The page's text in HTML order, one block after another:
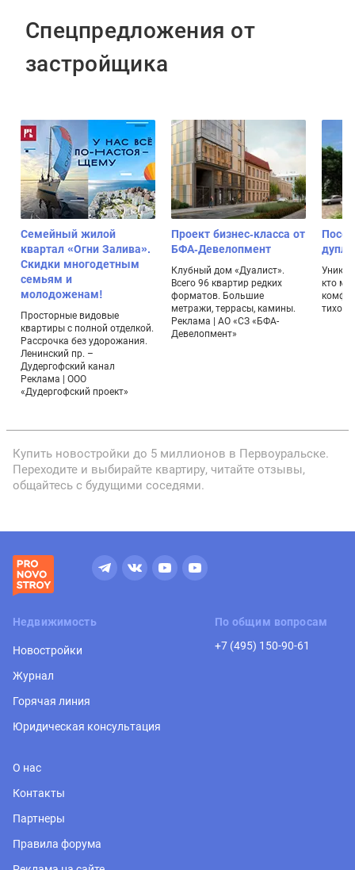
Спецпредложения от
застройщика
Семейный жилой
квартал «Огни Залива».
Скидки многодетным
семьям и
молодоженам!
Просторные видовые
квартиры с полной отделкой.
Рассрочка без удорожания.
Ленинский пр. –
Дудергофский канал
Реклама | ООО
«Дудергофский проект»
Проект бизнес-класса от
БФА-Девелопмент
Клубный дом «Дуалист».
Всего 96 квартир редких
форматов. Большие
метражи, террасы, камины.
Реклама | АО «СЗ «БФА-
Девелопмент»
кто
тихом
Купить новостройки до 5 миллионов в Первоуральске.
Переходите и выбирайте квартиру, читайте отзывы,
общайтесь с будущими соседями.
Недвижимость
Новостройки
Журнал
Горячая линия
Юридическая консультация
По общим вопросам
+7 (495) 150-90-61
О нас
Контакты
Партнеры
Правила форума